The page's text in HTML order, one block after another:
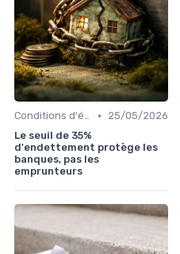
Conditions d'éligibilité •
25/05/2026
Le seuil de 35%
d'endettement protège les
banques, pas les
emprunteurs